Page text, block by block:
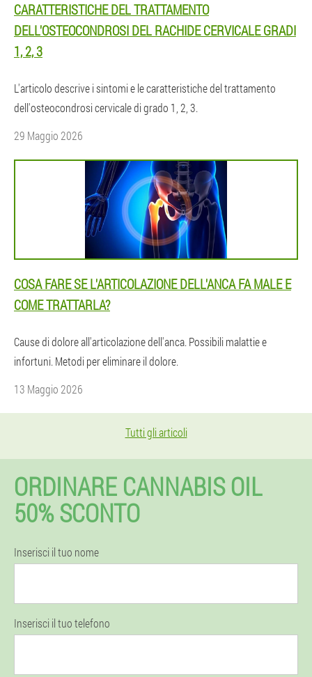
CARATTERISTICHE DEL TRATTAMENTO
DELL'OSTEOCONDROSI DEL RACHIDE CERVICALE GRADI
1, 2, 3
L'articolo descrive i sintomi e le caratteristiche del trattamento
dell'osteocondrosi cervicale di grado 1, 2, 3.
29 Maggio 2026
COSA FARE SE L'ARTICOLAZIONE DELL'ANCA FA MALE E
COME TRATTARLA?
Cause di dolore all'articolazione dell'anca. Possibili malattie e
infortuni. Metodi per eliminare il dolore.
13 Maggio 2026
Tutti gli articoli
ORDINARE CANNABIS OIL
50% SCONTO
Inserisci il tuo nome
Inserisci il tuo telefono